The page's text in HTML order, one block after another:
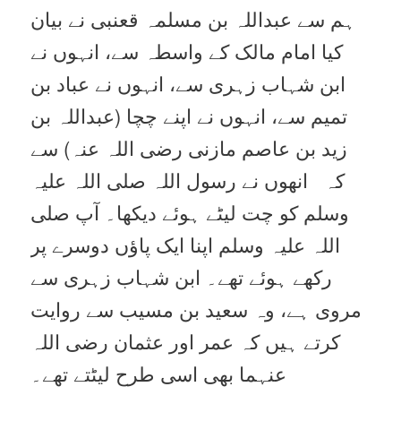
ہم سے عبداللہ بن مسلمہ قعنبی نے بیان
کیا امام مالک کے واسطہ سے، انہوں نے
ابن شہاب زہری سے، انہوں نے عباد بن
تمیم سے، انہوں نے اپنے چچا (عبداللہ بن
زید بن عاصم مازنی رضی اللہ عنہ) سے
کہ انھوں نے رسول اللہ صلی اللہ علیہ
وسلم کو چت لیٹے ہوئے دیکھا۔ آپ صلی
اللہ علیہ وسلم اپنا ایک پاؤں دوسرے پر
رکھے ہوئے تھے۔ ابن شہاب زہری سے
مروی ہے، وہ سعید بن مسیب سے روایت
کرتے ہیں کہ عمر اور عثمان رضی اللہ
عنہما بھی اسی طرح لیٹتے تھے۔